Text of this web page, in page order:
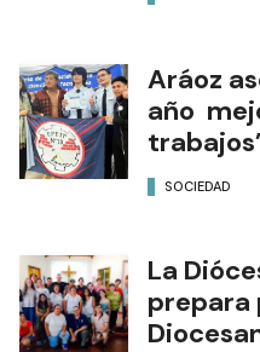
Aráoz
año
SOCIEDAD
La
prepara